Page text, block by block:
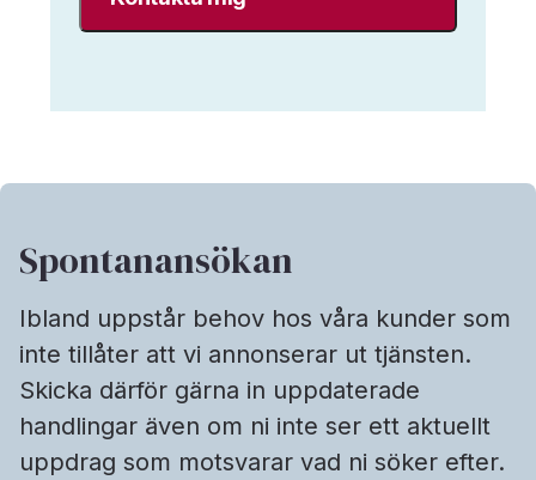
enligt
Interim
&
Spontanansökan
Ibland uppstår behov hos våra kunder som
inte tillåter att vi annonserar ut tjänsten.
Skicka därför gärna in uppdaterade
handlingar även om ni inte ser ett aktuellt
uppdrag som motsvarar vad ni söker efter.